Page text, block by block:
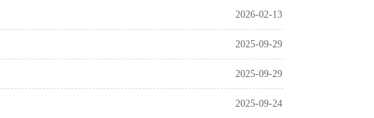
2026-02-13
2025-09-29
2025-09-29
2025-09-24